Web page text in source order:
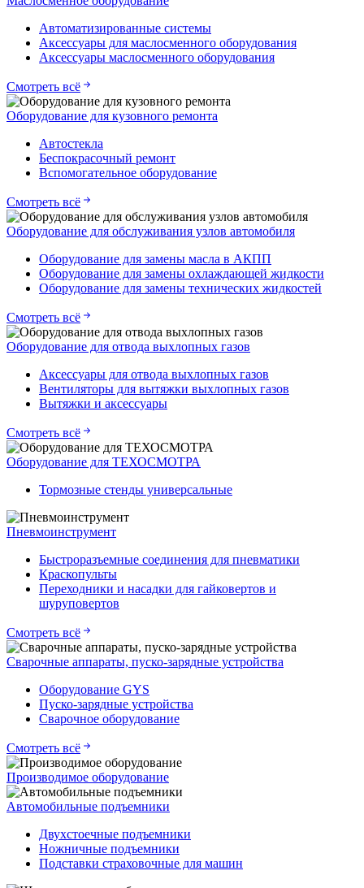
Автоматизированные системы
Аксессуары для маслосменного оборудования
Аксессуары маслосменного оборудования
Смотреть всё
Оборудование для кузовного ремонта
Автостекла
Беспокрасочный ремонт
Вспомогательное оборудование
Смотреть всё
Оборудование для обслуживания узлов автомобиля
Оборудование для замены масла в АКПП
Оборудование для замены охлаждающей жидкости
Оборудование для замены технических жидкостей
Смотреть всё
Оборудование для отвода выхлопных газов
Аксессуары для отвода выхлопных газов
Вентиляторы для вытяжки выхлопных газов
Вытяжки и аксессуары
Смотреть всё
Оборудование для ТЕХОСМОТРА
Тормозные стенды универсальные
Пневмоинструмент
Быстроразъемные соединения для пневматики
Краскопульты
Переходники и насадки для гайковертов и
шуруповертов
Смотреть всё
Сварочные аппараты, пуско-зарядные устройства
Оборудование GYS
Пуско-зарядные устройства
Сварочное оборудование
Смотреть всё
Производимое оборудование
Автомобильные подъемники
Двухстоечные подъемники
Ножничные подъемники
Подставки страховочные для машин